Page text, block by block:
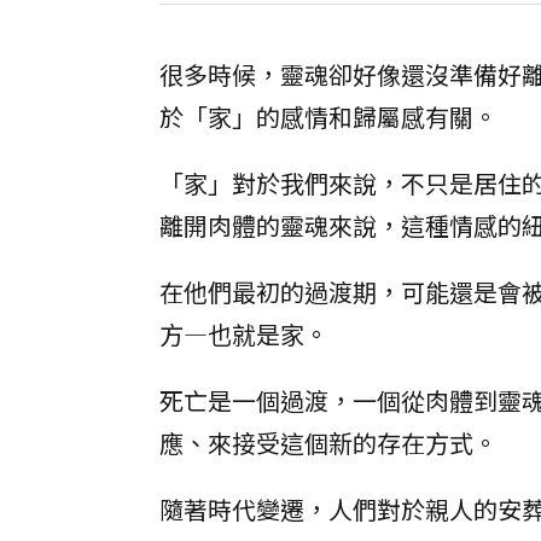
很多時候，靈魂卻好像還沒準備好
於「家」的感情和歸屬感有關。
「家」對於我們來說，不只是居
離開肉體的靈魂來說，這種情感的
在他們最初的過渡期，可能還是會
方—也就是家。
死亡是一個過渡，一個從肉體到靈
應、來接受這個新的存在方式。
隨著時代變遷，人們對於親人的安